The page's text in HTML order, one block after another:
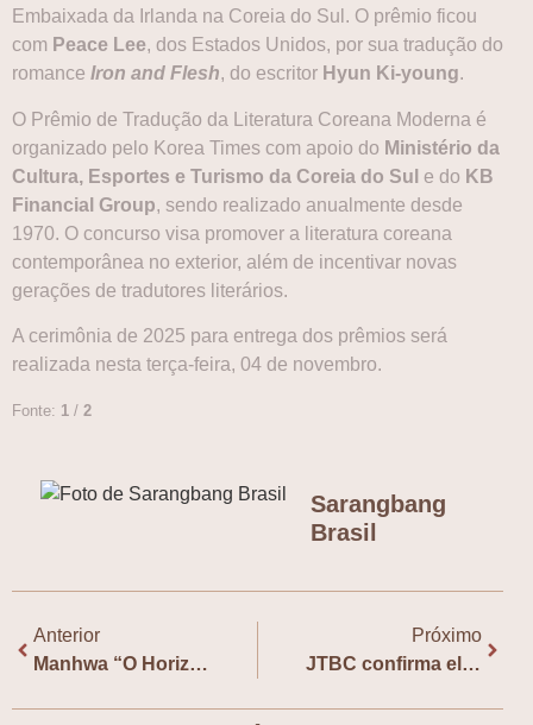
Embaixada da Irlanda na Coreia do Sul. O prêmio ficou
com Peace Lee, dos Estados Unidos, por sua tradução do
romance Iron and Flesh, do escritor Hyun Ki-young.
O Prêmio de Tradução da Literatura Coreana Moderna é
organizado pelo Korea Times com apoio do Ministério da
Cultura, Esportes e Turismo da Coreia do Sul e do KB
Financial Group, sendo realizado anualmente desde
1970. O concurso visa promover a literatura coreana
contemporânea no exterior, além de incentivar novas
gerações de tradutores literários.
A cerimônia de 2025 para entrega dos prêmios será
realizada nesta terça-feira, 04 de novembro.
Fonte: 1 / 2
Sarangbang
Brasil
Anterior
Manhwa “O Horizonte” é eleito o quadrinho do ano em premiação na Itália
Próximo
JTBC confirma elenco de “New Employee Chairman Kang”